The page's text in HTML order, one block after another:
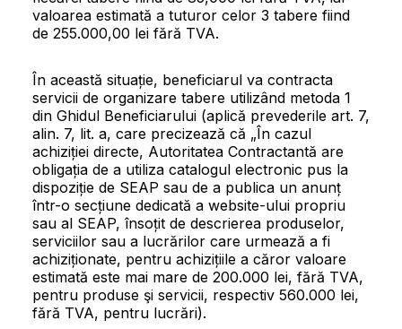
valoarea estimată a tuturor celor 3 tabere fiind
de 255.000,00 lei fără TVA.
În această situație, beneficiarul va contracta
servicii de organizare tabere utilizând metoda 1
din Ghidul Beneficiarului (aplică prevederile art. 7,
alin. 7, lit. a, care precizează că „În cazul
achiziției directe, Autoritatea Contractantă are
obligația de a utiliza catalogul electronic pus la
dispoziție de SEAP sau de a publica un anunț
într-o secțiune dedicată a website-ului propriu
sau al SEAP, însoțit de descrierea produselor,
serviciilor sau a lucrărilor care urmează a fi
achiziționate, pentru achizițiile a căror valoare
estimată este mai mare de 200.000 lei, fără TVA,
pentru produse şi servicii, respectiv 560.000 lei,
fără TVA, pentru lucrări).